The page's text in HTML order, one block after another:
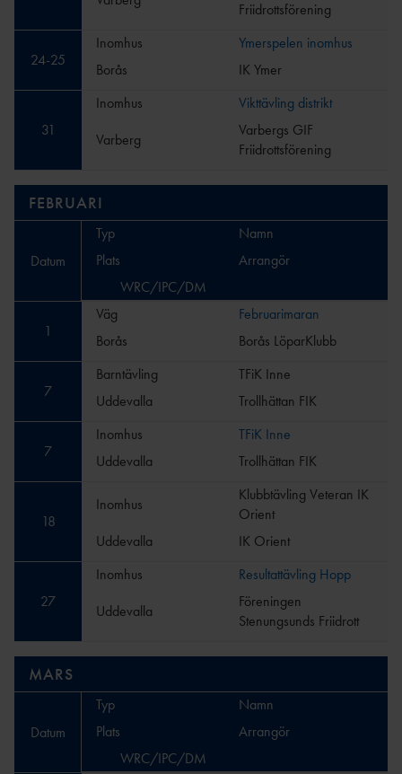
UL
ARKI
Friidrottsförening
24-25
Inomhus
Ymerspelen inomhus
Borås
IK Ymer
31
Inomhus
Vikttävling distrikt
Varberg
Varbergs GIF
Friidrottsförening
FEBRUARI
Datum
Typ
Namn
Plats
Arrangör
WRC/IPC/DM
1
Väg
Februarimaran
Borås
Borås LöparKlubb
7
Barntävling
TFiK Inne
Uddevalla
Trollhättan FIK
7
Inomhus
TFiK Inne
Uddevalla
Trollhättan FIK
18
Inomhus
Klubbtävling Veteran IK
Orient
Uddevalla
IK Orient
27
Inomhus
Resultattävling Hopp
Uddevalla
Föreningen
Stenungsunds Friidrott
MARS
Datum
Typ
Namn
Plats
Arrangör
WRC/IPC/DM